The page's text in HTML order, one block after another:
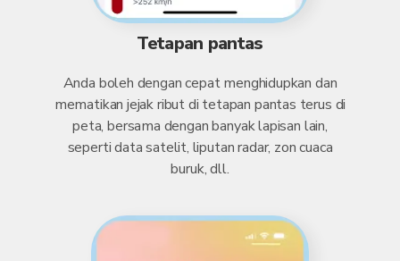
Tetapan pantas
Anda boleh dengan cepat menghidupkan dan
mematikan jejak ribut di tetapan pantas terus di
peta, bersama dengan banyak lapisan lain,
seperti data satelit, liputan radar, zon cuaca
buruk, dll.